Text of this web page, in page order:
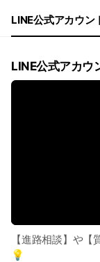
LINE公式アカウン
LINE公式アカウ
【進路相談】や
💡